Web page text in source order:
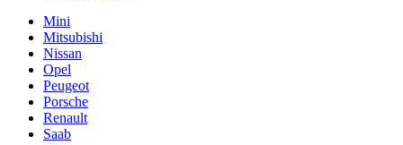
Mini
Mitsubishi
Nissan
Opel
Peugeot
Porsche
Renault
Saab